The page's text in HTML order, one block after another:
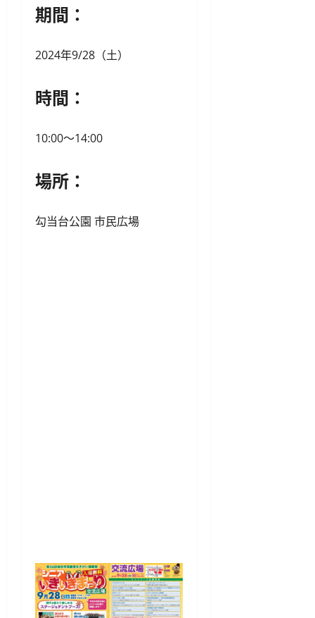
期間：
2024年9/28（土）
時間：
10:00〜14:00
場所：
勾当台公園 市民広場